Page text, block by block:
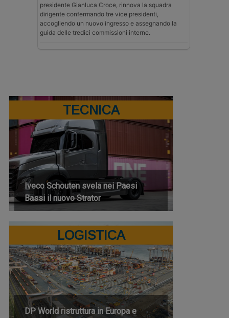
presidente Gianluca Croce, rinnova la squadra
dirigente confermando tre vice presidenti,
accogliendo un nuovo ingresso e assegnando la
guida delle tredici commissioni interne.
TECNICA
Iveco Schouten svela nei Paesi
Bassi il nuovo Strator
LOGISTICA
DP World ristruttura in Europa e